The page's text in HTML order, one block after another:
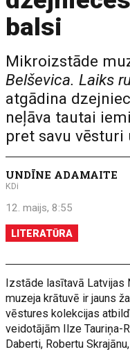
balsi
Mikroizstāde
Belševica. Laiks
atgādina
neļāva tautai
pret savu vēsturi
UNDĪNE ADAMAITE
KDi
12. maijs, 8:55
LITERATŪRA
Izstāde lasītavā Latvijas
muzeja krātuvē ir jauns
vēstures kolekcijas
veidotājām Ilze Tauriņa-
Daberti, Robertu